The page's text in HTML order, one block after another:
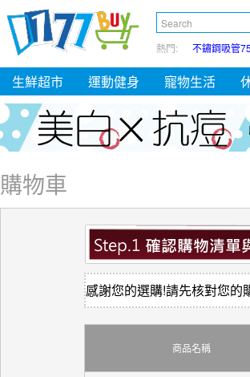
熱門: 不鏽鋼吸管
生鮮超市 運動健身 寵物生活
購物車
感謝您的選購!請先核對您的
商品名稱